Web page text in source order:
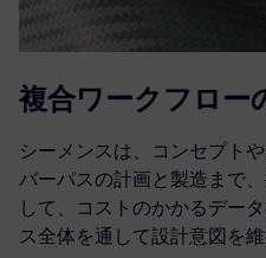
複合ワークフロー
シーメンスは、コンセプト
バーパスの計画と製造まで
して、コストのかかるデー
ス全体を通して設計意図を維